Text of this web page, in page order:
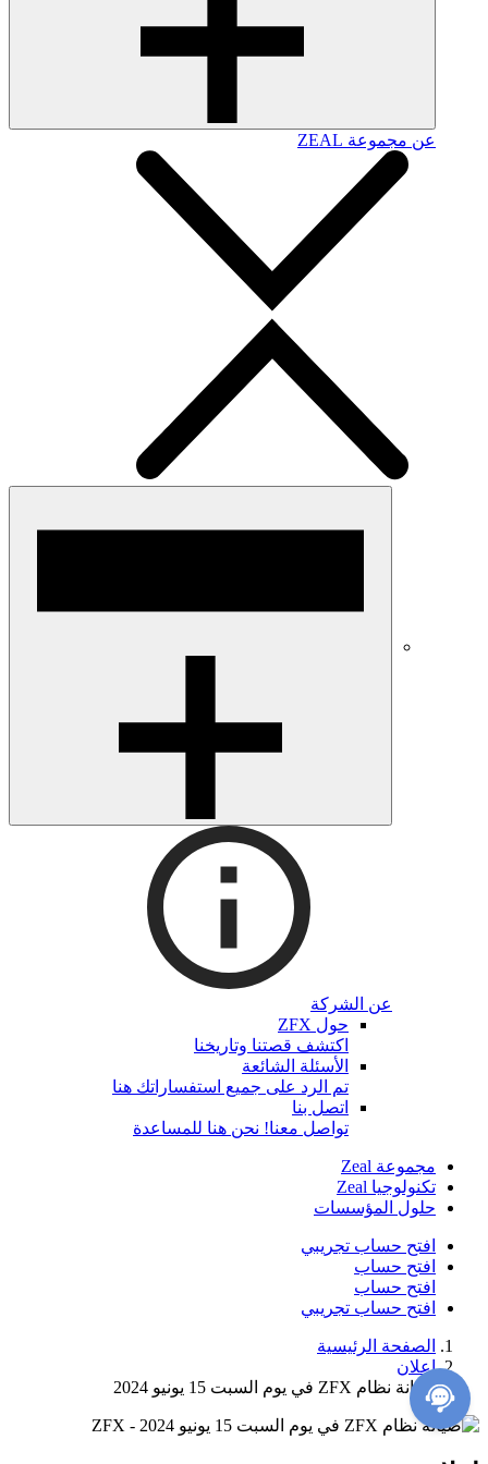
عن مجموعة ZEAL
عن الشركة
حول ZFX
اكتشف قصتنا وتاريخنا
الأسئلة الشائعة
تم الرد على جميع استفساراتك هنا
اتصل بنا
تواصل معنا! نحن هنا للمساعدة
مجموعة Zeal
تكنولوجيا Zeal
حلول المؤسسات
افتح حساب تجريبي
افتح حساب
افتح حساب
افتح حساب تجريبي
الصفحة الرئيسية
إعلان
صيانة نظام ZFX في يوم السبت 15 يونيو 2024